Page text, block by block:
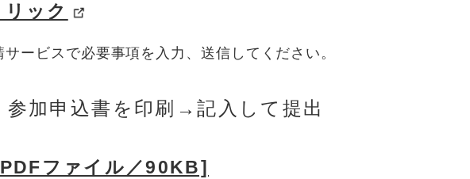
ック
ービスで必要事項を入力、送信してください。
加申込書を印刷→記入して提出
ファイル／90KB]